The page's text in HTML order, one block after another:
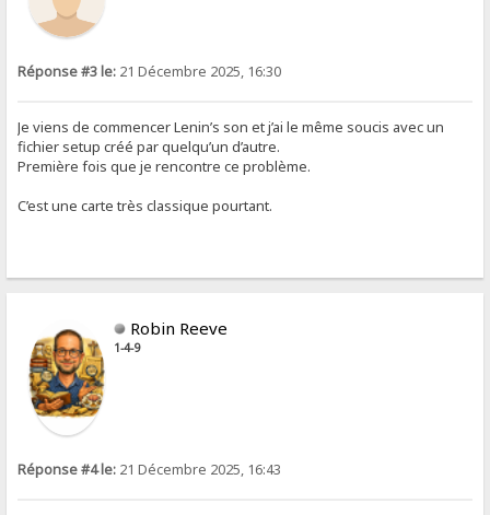
Réponse #3 le: 21 Décembre 2025, 16:30
Je viens de commencer Lenin’s son et j’ai le même soucis avec un
fichier setup créé par quelqu’un d’autre.
Première fois que je rencontre ce problème.
C’est une carte très classique pourtant.
Robin Reeve
1-4-9
Réponse #4 le: 21 Décembre 2025, 16:43